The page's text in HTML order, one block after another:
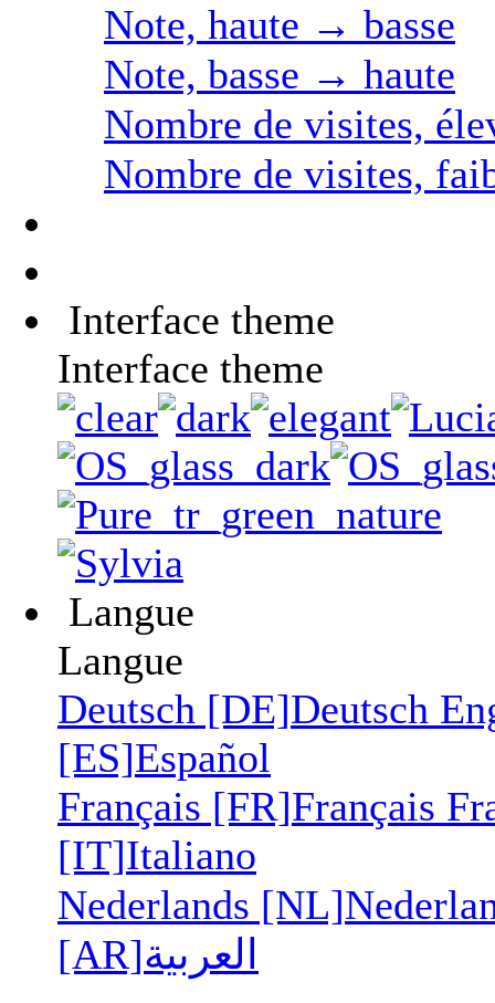
Note, haute → basse
Note, basse → haute
Nombre de visites,
Nombre de visites,
Interface theme
Interface theme
Langue
Langue
Deutsch [DE]Deutsch
[ES]Español
Français [FR]Français
[IT]Italiano
Nederlands [NL]
[AR]العربية